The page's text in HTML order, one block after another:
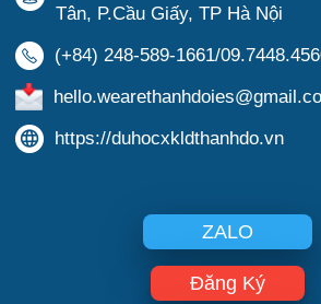
Tân, P.Cầu Giấy, TP Hà Nội
(+84) 248-589-1661/
https://duhocxkldthanhdo.vn
ZALO
Đăng Ký